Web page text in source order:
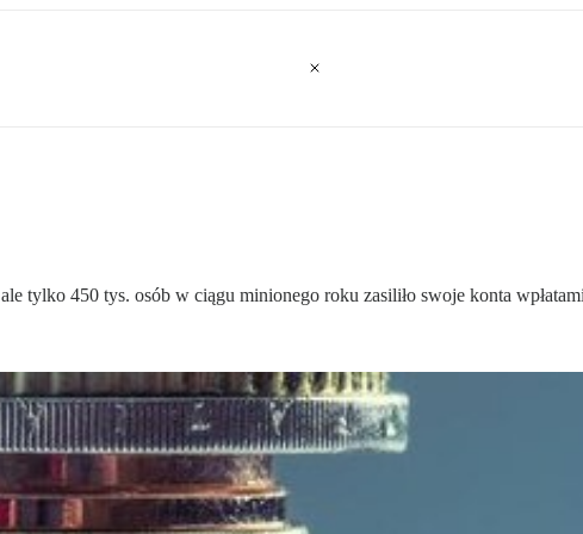
tylko 450 tys. osób w ciągu minionego roku zasiliło swoje konta